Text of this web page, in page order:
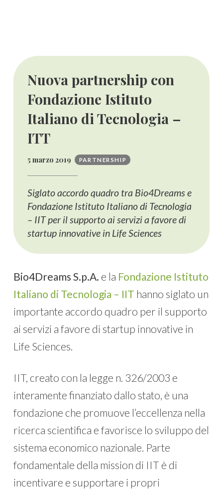
Nuova partnership con
Fondazione Istituto
Italiano di Tecnologia –
ITT
5 marzo 2019 PARTNERSHIP
Siglato accordo quadro tra Bio4Dreams e
Fondazione Istituto Italiano di Tecnologia
– IIT per il supporto ai servizi a favore di
startup innovative in Life Sciences
Bio4Dreams S.p.A. e la Fondazione Istituto
Italiano di Tecnologia – IIT hanno siglato un
importante accordo quadro per il supporto
ai servizi a favore di startup innovative in
Life Sciences.
IIT, creato con la legge n. 326/2003 e
interamente finanziato dallo stato, è una
fondazione che promuove l’eccellenza nella
ricerca scientifica e favorisce lo sviluppo del
sistema economico nazionale. Parte
fondamentale della mission di IIT è di
incentivare e supportare i propri